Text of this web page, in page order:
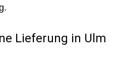
Lieferung in Ulm